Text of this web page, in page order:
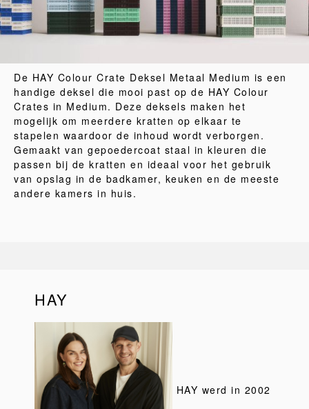
De HAY Colour Crate Deksel Metaal Medium is een
handige deksel die mooi past op de HAY Colour
Crates in Medium. Deze deksels maken het
mogelijk om meerdere kratten op elkaar te
stapelen waardoor de inhoud wordt verborgen.
Gemaakt van gepoedercoat staal in kleuren die
passen bij de kratten en ideaal voor het gebruik
van opslag in de badkamer, keuken en de meeste
andere kamers in huis.
HAY
HAY werd in 2002